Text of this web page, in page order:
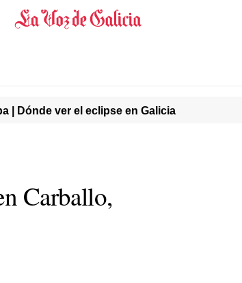
| Dónde ver el eclipse en Galicia
Carballo,